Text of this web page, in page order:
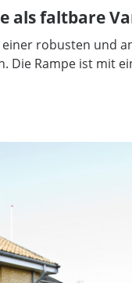
als faltbare
robusten und
Rampe ist mit